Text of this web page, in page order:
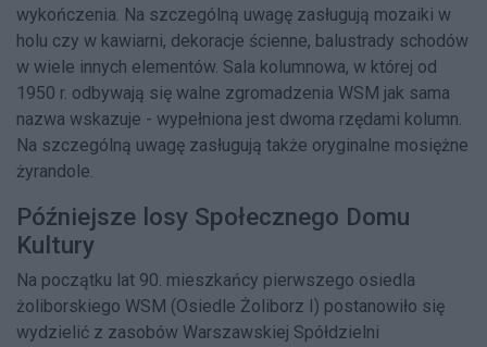
wykończenia. Na szczególną uwagę zasługują mozaiki w
holu czy w kawiarni, dekoracje ścienne, balustrady schodów
w wiele innych elementów. Sala kolumnowa, w której od
1950 r. odbywają się walne zgromadzenia WSM jak sama
nazwa wskazuje - wypełniona jest dwoma rzędami kolumn.
Na szczególną uwagę zasługują także oryginalne mosiężne
żyrandole.
Późniejsze losy Społecznego Domu
Kultury
Na początku lat 90. mieszkańcy pierwszego osiedla
żoliborskiego WSM (Osiedle Żoliborz I) postanowiło się
wydzielić z zasobów Warszawskiej Spółdzielni